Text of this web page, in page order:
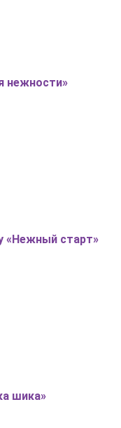
нежности»
«Нежный старт»
шика»